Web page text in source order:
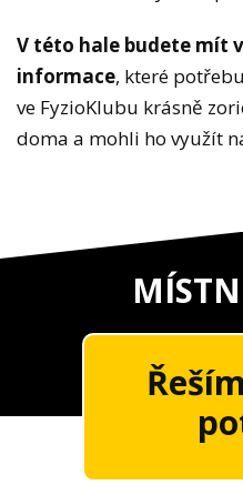
V této hale budete mít
informace, které
ve FyzioKlubu krásně
doma a mohli ho využít
M